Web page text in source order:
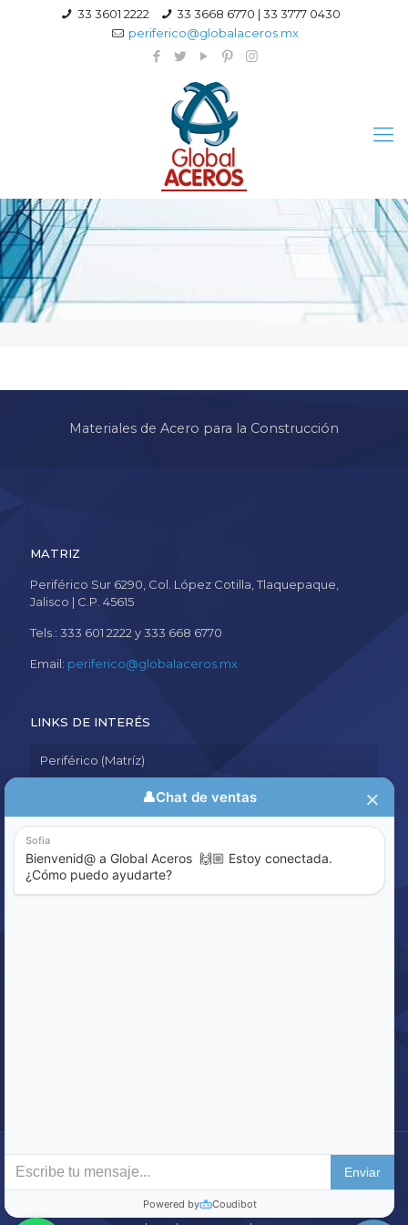
33 3601 2222
33 3668 6770 | 33 3777 0430
periferico@globalaceros.mx
Materiales de Acero para la Construcción
MATRIZ
Periférico Sur 6290, Col. López Cotilla, Tlaquepaque,
Jalisco | C.P. 45615
Tels.: 333 601 2222 y 333 668 6770
Email: periferico@globalaceros.mx
LINKS DE INTERÉS
Periférico (Matríz)
Aviso de Privacidad
Política de Calidad
Sistema de Denuncia
© 2020 Global Aceros – Construyendo México Todos los